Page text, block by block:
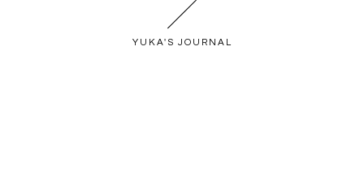
YUKA'S JOURNAL